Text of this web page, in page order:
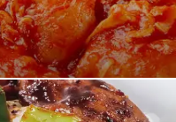
人気メニューです♪ 味わ